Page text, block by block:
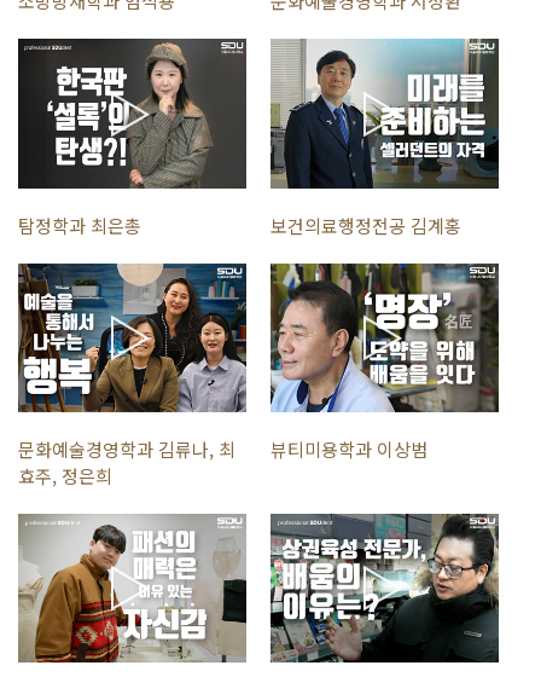
탐정학과 최은총 보건의료행정전공 김계홍
문화예술경영학과 김류나, 최
효주, 정은희
뷰티미용학과 이상범